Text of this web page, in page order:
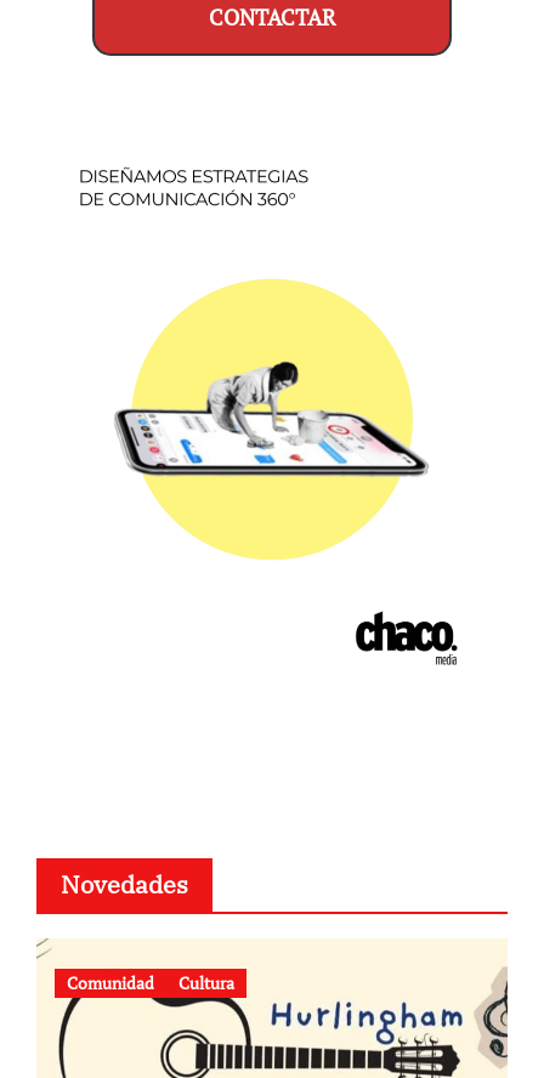
CONTACTAR
Novedades
Comunidad Cultura